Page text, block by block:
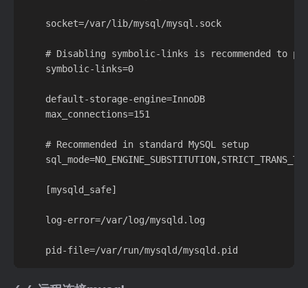
    socket=/var/lib/mysql/mysql.sock
# Disabling symbolic-links is recommended to
    symbolic-links=0
    default-storage-engine=InnoDB
    max_connections=151
    # Recommended in standard MySQL setup
    [mysqld_safe]
    log-error=/var/log/mysqld.log